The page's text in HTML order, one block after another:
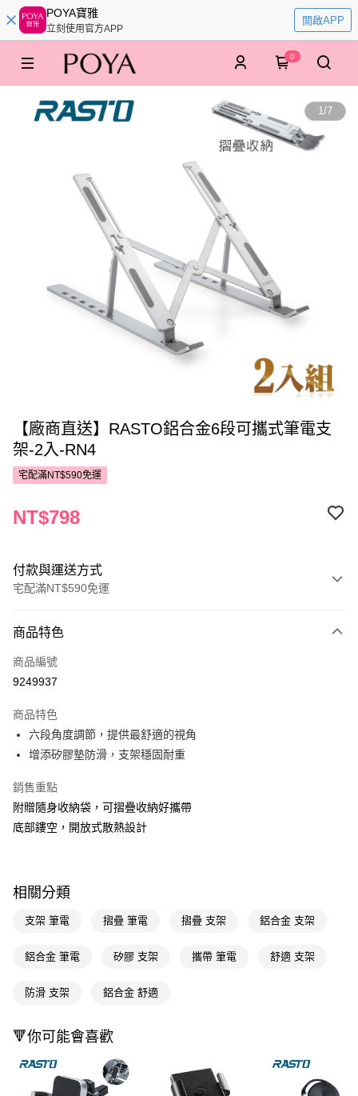
POYA寶雅
立刻使用官方APP
開啟APP
0
1/7
【廠商直送】RASTO鋁合金6段可攜式筆電支
架-2入-RN4
宅配滿NT$590免運
NT$798
付款與運送方式
宅配滿NT$590免運
POYA支付
信用卡一次付款
Apple Pay
街口支付
悠遊付
Google Pay
【關於「AFTEE先享後付」】
AFTEE先享後付是「在收到商品之後才付款」的支付方式。 讓您購物簡單
便利好安心！
３．安心：先確認商品／服務後，再付款。
【「AFTEE先享後付」結帳流程】
２．訂單成立數日內，您將收到繳費通知簡訊。
３．收到繳費通知簡訊後14天內，點擊此簡訊中的連結，可透過四大超商／
ATM／網路銀行／等多元方式進行付款，方視為交易完成。
※ 請注意：結帳手續完成當下不需立刻繳費，但若您需要取消訂單，請聯絡
購買商品的店家。未經商家同意取消之訂單仍視為有效，需透過AFTEE先享
每筆NT$100，滿NT$590(含以上)免運費
宅配(離島廠商直送🚚)
商品特色
商品編號
9249937
商品特色
六段角度調節，提供最舒適的視角
增添矽膠墊防滑，支架穩固耐重
銷售重點
附贈隨身收納袋，可摺疊收納好攜帶
底部鏤空，開放式散熱設計
相關分類
支架 筆電 摺疊 筆電 摺疊 支架 鋁合金 支架
鋁合金 筆電 矽膠 支架 攜帶 筆電 舒適 支架
防滑 支架 鋁合金 舒適
🔻你可能會喜歡